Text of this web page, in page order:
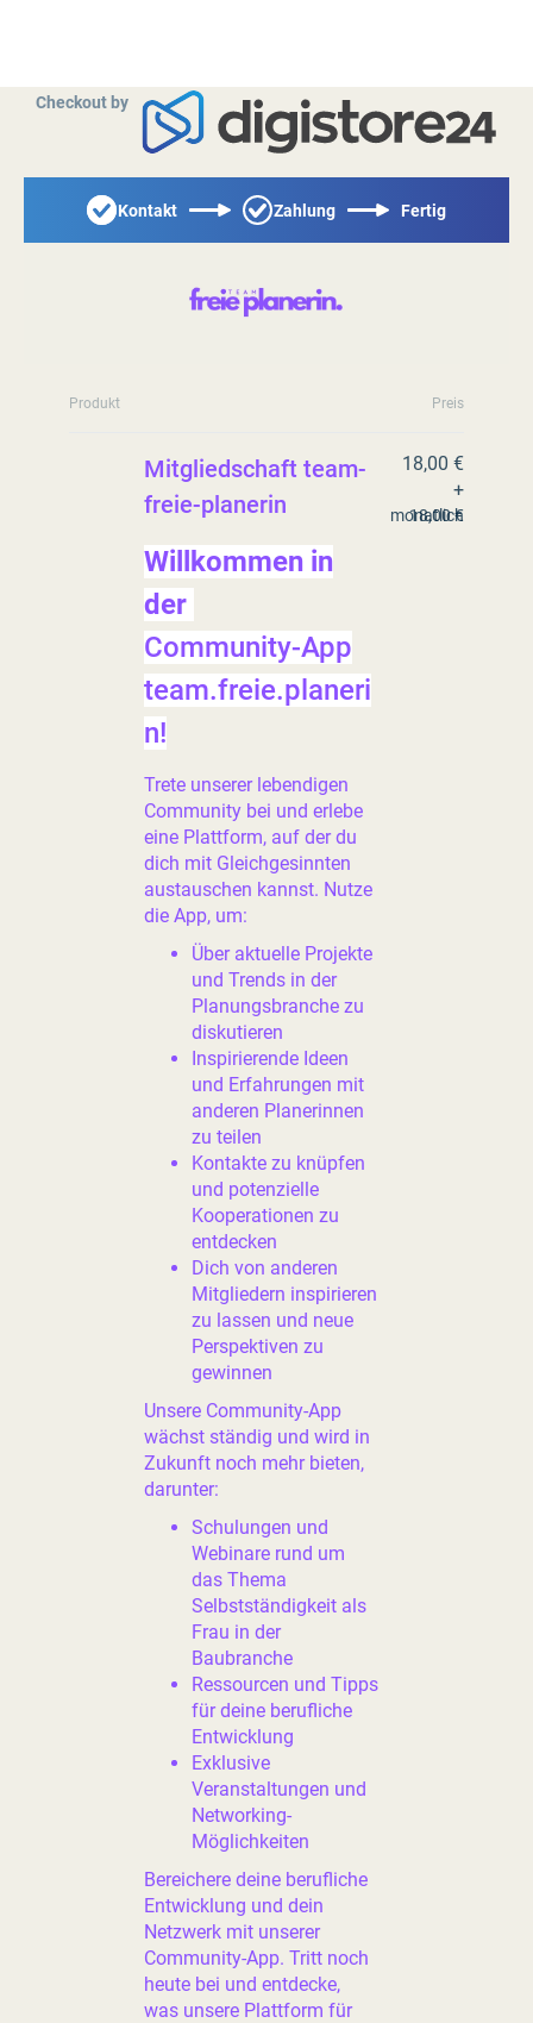
Checkout by
Kontakt Zahlung Fertig
Produkt Preis
Mitgliedschaft team-
freie-planerin
Willkommen in
der
Community-App
team.freie.planeri
n!
Trete unserer lebendigen
Community bei und erlebe
eine Plattform, auf der du
dich mit Gleichgesinnten
austauschen kannst. Nutze
die App, um:
Über aktuelle Projekte
und Trends in der
Planungsbranche zu
diskutieren
Inspirierende Ideen
und Erfahrungen mit
anderen Planerinnen
zu teilen
Kontakte zu knüpfen
und potenzielle
Kooperationen zu
entdecken
Dich von anderen
Mitgliedern inspirieren
zu lassen und neue
Perspektiven zu
gewinnen
Unsere Community-App
wächst ständig und wird in
Zukunft noch mehr bieten,
darunter:
Schulungen und
Webinare rund um
das Thema
Selbstständigkeit als
Frau in der
Baubranche
Ressourcen und Tipps
für deine berufliche
Entwicklung
Exklusive
Veranstaltungen und
Networking-
Möglichkeiten
Bereichere deine berufliche
Entwicklung und dein
Netzwerk mit unserer
Community-App. Tritt noch
heute bei und entdecke,
was unsere Plattform für
18,00 €
+
18,00 €
monatlich